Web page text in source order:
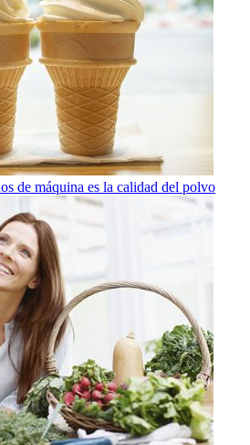
de máquina es la calidad del polvo